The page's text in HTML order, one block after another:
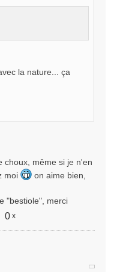
la nature... ça
choux, même si je n'en
moi
on aime bien,
"bestiole", merci
0 x